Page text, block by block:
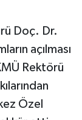
Doç. Dr.
açılması
Rektörü
Özel